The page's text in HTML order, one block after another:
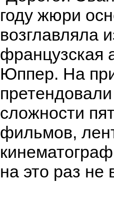
году жюри
возглавляла
французская
Юппер. На
сложности
фильмов,
на это раз не